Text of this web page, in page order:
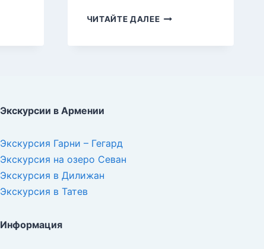
ЧИТАЙТЕ ДАЛЕЕСЕЛИМСКИЙ
Экскурсии в Армении
Экскурсия Гарни – Гегард
Экскурсия на озеро Севан
Экскурсия в Дилижан
Экскурсия в Татев
Информация